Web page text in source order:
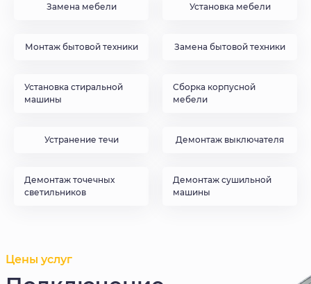
Замена мебели Установка мебели
Монтаж бытовой техники Замена бытовой техники
Установка стиральной
машины
Сборка корпусной
мебели
Устранение течи Демонтаж выключателя
Демонтаж точечных
светильников
Демонтаж сушильной
машины
Цены услуг